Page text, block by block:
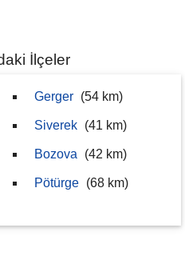
İlçeler
Gerger (54 km)
Siverek (41 km)
Bozova (42 km)
Pötürge (68 km)